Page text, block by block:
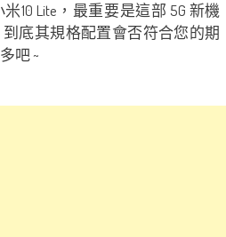
10 Lite，最重要是這部 5G 新機
底其規格配置會否符合您的期
吧 ~